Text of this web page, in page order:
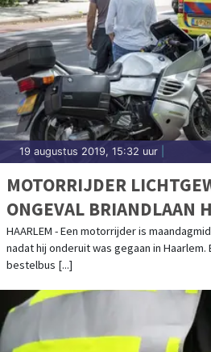
19 augustus 2019, 15:32 uur
MOTORRIJDER
ONGEVAL BRIANDLAAN
HAARLEM - Een motorrijder is
nadat hij onderuit was gegaan in
bestelbus [...]